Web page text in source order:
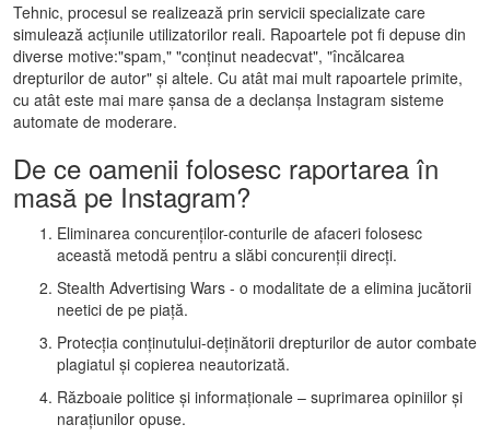
Tehnic, procesul se realizează prin servicii specializate care
simulează acțiunile utilizatorilor reali. Rapoartele pot fi depuse din
diverse motive:"spam," "conținut neadecvat", "încălcarea
drepturilor de autor" și altele. Cu atât mai mult rapoartele primite,
cu atât este mai mare șansa de a declanșa Instagram sisteme
automate de moderare.
De ce oamenii folosesc raportarea în
masă pe Instagram?
Eliminarea concurenților-conturile de afaceri folosesc
această metodă pentru a slăbi concurenții direcți.
Stealth Advertising Wars - o modalitate de a elimina jucătorii
neetici de pe piață.
Protecția conținutului-deținătorii drepturilor de autor combate
plagiatul și copierea neautorizată.
Războaie politice și informaționale – suprimarea opiniilor și
narațiunilor opuse.